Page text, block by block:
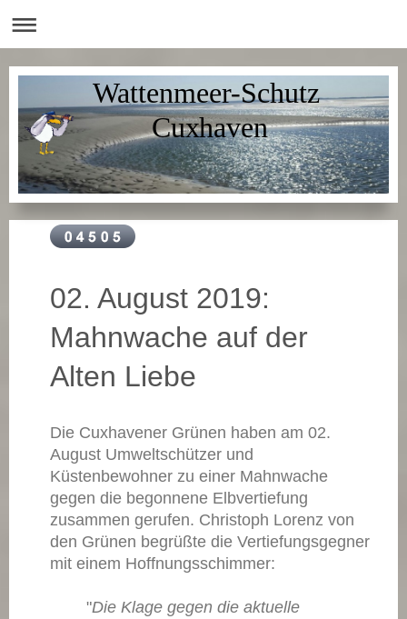
Wattenmeer-Schutz
Cuxhaven
02. August 2019:
Mahnwache auf der
Alten Liebe
Die Cuxhavener Grünen haben am 02.
August Umweltschützer und
Küstenbewohner zu einer Mahnwache
gegen die begonnene Elbvertiefung
zusammen gerufen. Christoph Lorenz von
den Grünen begrüßte die Vertiefungsgegner
mit einem Hoffnungsschimmer:
"Die Klage gegen die aktuelle